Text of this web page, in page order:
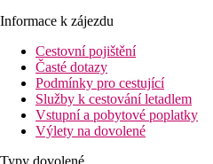
Informace k zájezdu
Cestovní pojištění
Časté dotazy
Podmínky pro cestující
Služby k cestování letadlem
Vstupní a pobytové poplatky
Výlety na dovolené
Typy dovolené